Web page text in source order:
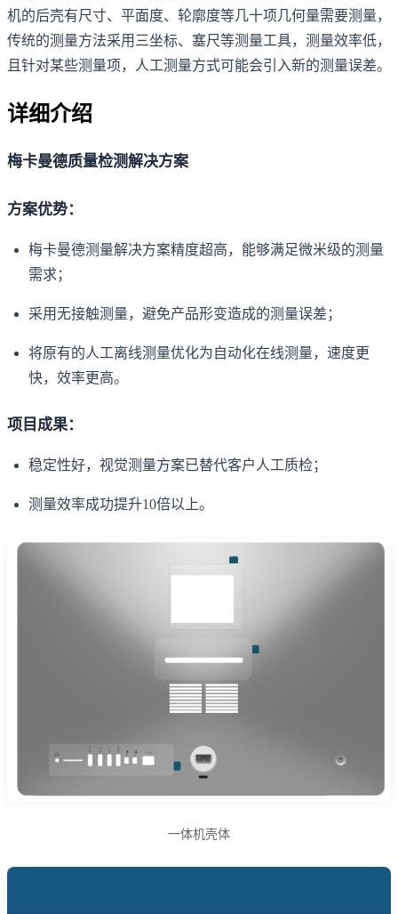
机的后壳有尺寸、平面度、轮廓度等几十项几何量需要测量，
传统的测量方法采用三坐标、塞尺等测量工具，测量效率低，
且针对某些测量项，人工测量方式可能会引入新的测量误差。
详细介绍
梅卡曼德质量检测解决方案
方案优势：
梅卡曼德测量解决方案精度超高，能够满足微米级的测量
需求；
采用无接触测量，避免产品形变造成的测量误差；
将原有的人工离线测量优化为自动化在线测量，速度更
快，效率更高。
项目成果：
稳定性好，视觉测量方案已替代客户人工质检；
测量效率成功提升10倍以上。
一体机壳体